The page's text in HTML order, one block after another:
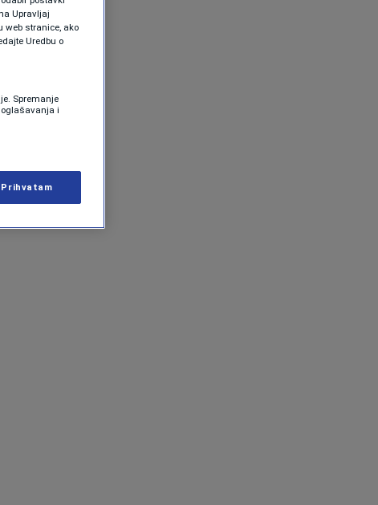
Upravljaj
web stranice, ako
Uredbu o
Spremanje
i
Prihvatam